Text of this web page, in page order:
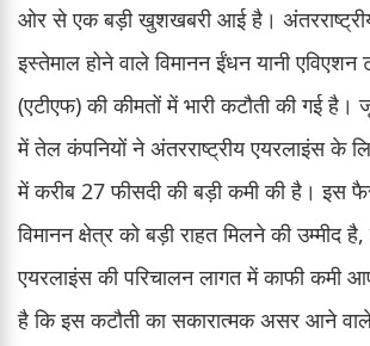
ओर से एक बड़ी खुशखबरी आई है।
इस्तेमाल होने वाले विमानन ईंधन यानी एविएशन
(एटीएफ) की कीमतों में भारी कटौती की गई है।
में तेल कंपनियों ने अंतरराष्ट्रीय एयरलाइंस के
में करीब 27 फीसदी की बड़ी कमी की है। इस
विमानन क्षेत्र को बड़ी राहत मिलने की उम्मीद
एयरलाइंस की परिचालन लागत में काफी कमी
है कि इस कटौती का सकारात्मक असर आने